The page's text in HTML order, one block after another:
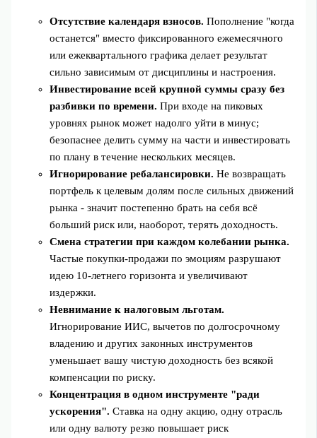
Отсутствие календаря взносов. Пополнение "когда
останется" вместо фиксированного ежемесячного
или ежеквартального графика делает результат
сильно зависимым от дисциплины и настроения.
Инвестирование всей крупной суммы сразу без
разбивки по времени. При входе на пиковых
уровнях рынок может надолго уйти в минус;
безопаснее делить сумму на части и инвестировать
по плану в течение нескольких месяцев.
Игнорирование ребалансировки. Не возвращать
портфель к целевым долям после сильных движений
рынка - значит постепенно брать на себя всё
больший риск или, наоборот, терять доходность.
Смена стратегии при каждом колебании рынка.
Частые покупки‑продажи по эмоциям разрушают
идею 10‑летнего горизонта и увеличивают
издержки.
Невнимание к налоговым льготам.
Игнорирование ИИС, вычетов по долгосрочному
владению и других законных инструментов
уменьшает вашу чистую доходность без всякой
компенсации по риску.
Концентрация в одном инструменте "ради
ускорения". Ставка на одну акцию, одну отрасль
или одну валюту резко повышает риск